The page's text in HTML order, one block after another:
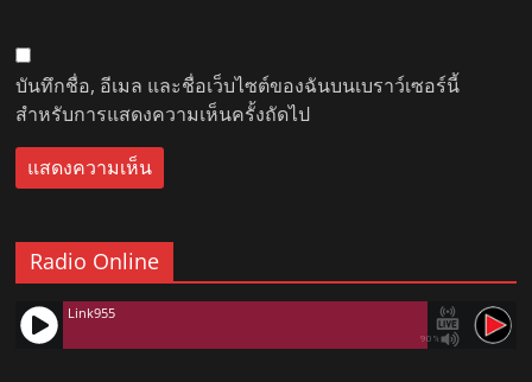
บันทึกชื่อ, อีเมล และชื่อเว็บไซต์ของฉันบนเบราว์เซอร์นี้
สำหรับการแสดงความเห็นครั้งถัดไป
Radio Online
90%
Link955